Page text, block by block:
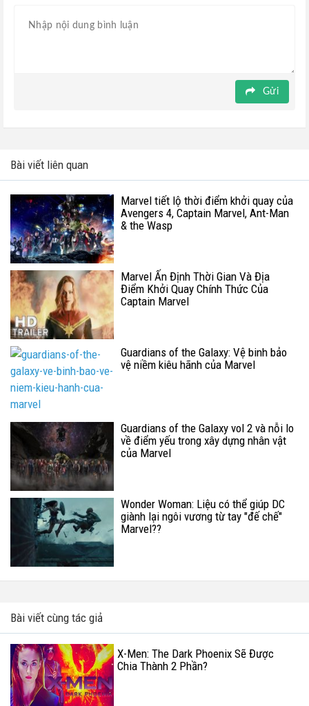
Gửi
Bài viết liên quan
Marvel tiết lộ thời điểm khởi quay của
Avengers 4, Captain Marvel, Ant-Man
& the Wasp
Marvel Ấn Định Thời Gian Và Địa
Điểm Khởi Quay Chính Thức Của
Captain Marvel
Guardians of the Galaxy: Vệ binh bảo
vệ niềm kiêu hãnh của Marvel
Guardians of the Galaxy vol 2 và nỗi lo
về điểm yếu trong xây dựng nhân vật
của Marvel
Wonder Woman: Liệu có thể giúp DC
giành lại ngôi vương từ tay "đế chế"
Marvel??
Bài viết cùng tác giả
X-Men: The Dark Phoenix Sẽ Được
Chia Thành 2 Phần?